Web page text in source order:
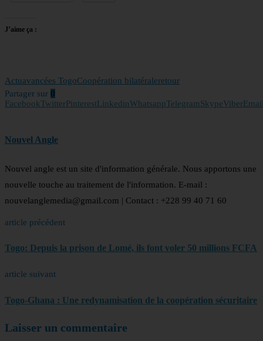
J’aime ça :
Actuavancées TogoCoopération bilatéraleretour
Partager sur 0
FacebookTwitterPinterestLinkedinWhatsappTelegramSkypeViber
Nouvel Angle
Nouvel angle est un site d'information générale. Nous apportons une
nouvelle touche au traitement de l'information. E-mail :
nouvelanglemedia@gmail.com | Contact : +228 99 40 71 60
article précédent
Togo: Depuis la prison de Lomé, ils font voler 50 millions FCFA
article suivant
Togo-Ghana : Une redynamisation de la coopération sécuritaire
Laisser un commentaire